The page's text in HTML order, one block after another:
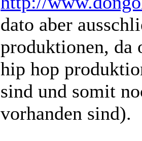
dato aber
produktionen, da
hip hop
sind und somit
vorhanden sind).